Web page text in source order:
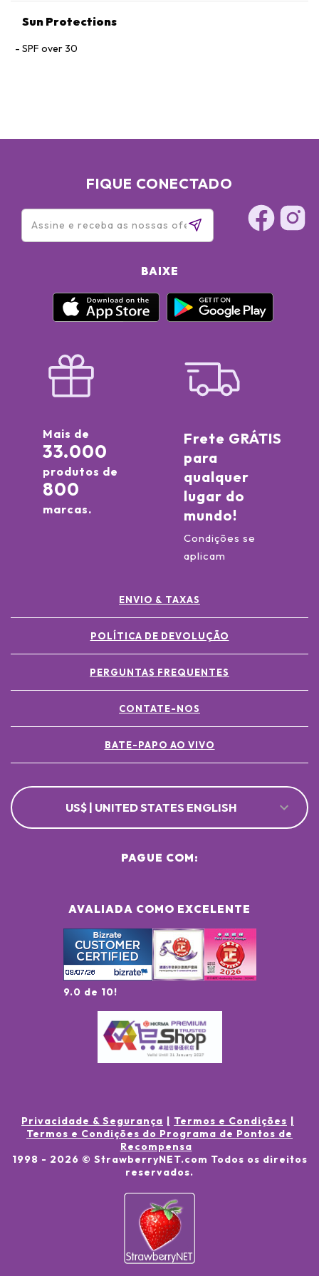
Sun Protections
SPF over 30
FIQUE CONECTADO
BAIXE
Mais de
33.000
produtos de
800
marcas.
Frete GRÁTIS
para
qualquer
lugar do
mundo!
Condições se
aplicam
ENVIO & TAXAS
POLÍTICA DE DEVOLUÇÃO
PERGUNTAS FREQUENTES
CONTATE-NOS
BATE-PAPO AO VIVO
US$ | UNITED STATES ENGLISH
AVALIADA COMO EXCELENTE
9.0 de 10!
PAGUE COM:
Privacidade & Segurança
Termos e Condições
Termos e Condições do Programa de Pontos de
Recompensa
1998 - 2026 © StrawberryNET.com Todos os direitos
reservados.